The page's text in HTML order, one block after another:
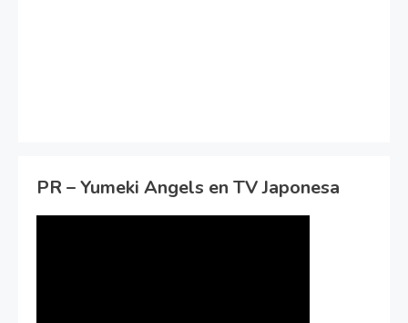
PR – Yumeki Angels en TV Japonesa